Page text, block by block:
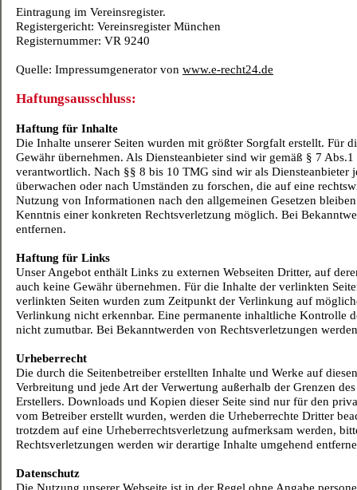
Eintragung im Vereinsregister.
Registergericht: Vereinsregister München
Registernummer: VR 9240
Quelle: Impressumgenerator von www.e-recht24.de
Haftungsausschluss:
Haftung für Inhalte
Die Inhalte unserer Seiten wurden mit größter Sorgfalt erstellt.
Gewähr übernehmen. Als Diensteanbieter sind wir gemäß § 7
verantwortlich. Nach §§ 8 bis 10 TMG sind wir als
überwachen oder nach Umständen zu forschen, die auf eine
Nutzung von Informationen nach den allgemeinen Gesetzen
Kenntnis einer konkreten Rechtsverletzung möglich. Bei
entfernen.
Haftung für Links
Unser Angebot enthält Links zu externen Webseiten Dritter, auf
auch keine Gewähr übernehmen. Für die Inhalte der verlinkten
verlinkten Seiten wurden zum Zeitpunkt der Verlinkung auf
Verlinkung nicht erkennbar. Eine permanente inhaltliche Kontrolle
nicht zumutbar. Bei Bekanntwerden von Rechtsverletzungen
Urheberrecht
Die durch die Seitenbetreiber erstellten Inhalte und Werke auf
Verbreitung und jede Art der Verwertung außerhalb der Grenzen
Erstellers. Downloads und Kopien dieser Seite sind nur für den
vom Betreiber erstellt wurden, werden die Urheberrechte Dritter
trotzdem auf eine Urheberrechtsverletzung aufmerksam werden,
Rechtsverletzungen werden wir derartige Inhalte umgehend
Datenschutz